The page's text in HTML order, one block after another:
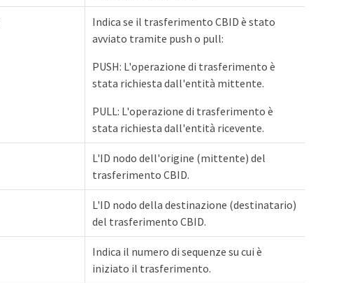
Indica se il trasferimento CBID è stato
avviato tramite push o pull:
PUSH: L'operazione di trasferimento è
stata richiesta dall'entità mittente.
PULL: L'operazione di trasferimento è
stata richiesta dall'entità ricevente.
L'ID nodo dell'origine (mittente) del
trasferimento CBID.
L'ID nodo della destinazione (destinatario)
del trasferimento CBID.
Indica il numero di sequenze su cui è
iniziato il trasferimento.